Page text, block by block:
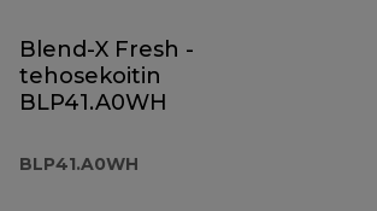
Blend-X Fresh -
tehosekoitin
BLP41.A0WH
BLP41.A0WH